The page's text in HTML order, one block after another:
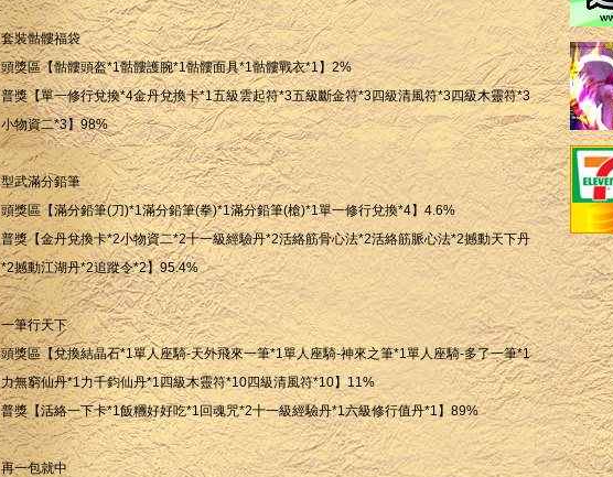
套裝骷髏福袋
頭獎區【骷髏頭盔*1骷髏護腕*1骷髏面具*1骷髏戰衣*1】2%
普獎【單一修行兌換*4金丹兌換卡*1五級雲起符*3五級斷金符*3四級清風符*3四級木靈符*3
小物資二*3】98%
型武滿分鉛筆
頭獎區【滿分鉛筆(刀)*1滿分鉛筆(拳)*1滿分鉛筆(槍)*1單一修行兌換*4】4.6%
普獎【金丹兌換卡*2小物資二*2十一級經驗丹*2活絡筋骨心法*2活絡筋脈心法*2撼動天下丹
*2撼動江湖丹*2追蹤令*2】95.4%
一筆行天下
頭獎區【兌換結晶石*1單人座騎-天外飛來一筆*1單人座騎-神來之筆*1單人座騎-多了一筆*1
力無窮仙丹*1力千鈞仙丹*1四級木靈符*10四級清風符*10】11%
普獎【活絡一下卡*1飯糰好好吃*1回魂咒*2十一級經驗丹*1六級修行值丹*1】89%
再一包就中